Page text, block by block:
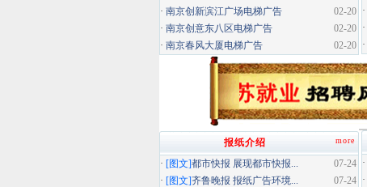
·
·
·
02-20
· 南京创新滨江广场电梯广告
02-20
· 南京创意东八区电梯广告
02-20
· 南京春风大厦电梯广告
·
·
more
报纸介绍
07-24
· [图文]都市快报 展现都市快报...
07-24
· [图文]齐鲁晚报 报纸广告环境...